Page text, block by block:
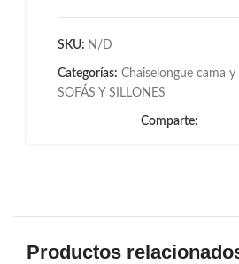
SKU: N/D
Categorías: Chaiselongue cama y
SOFÁS Y SILLONES
Comparte:
Productos